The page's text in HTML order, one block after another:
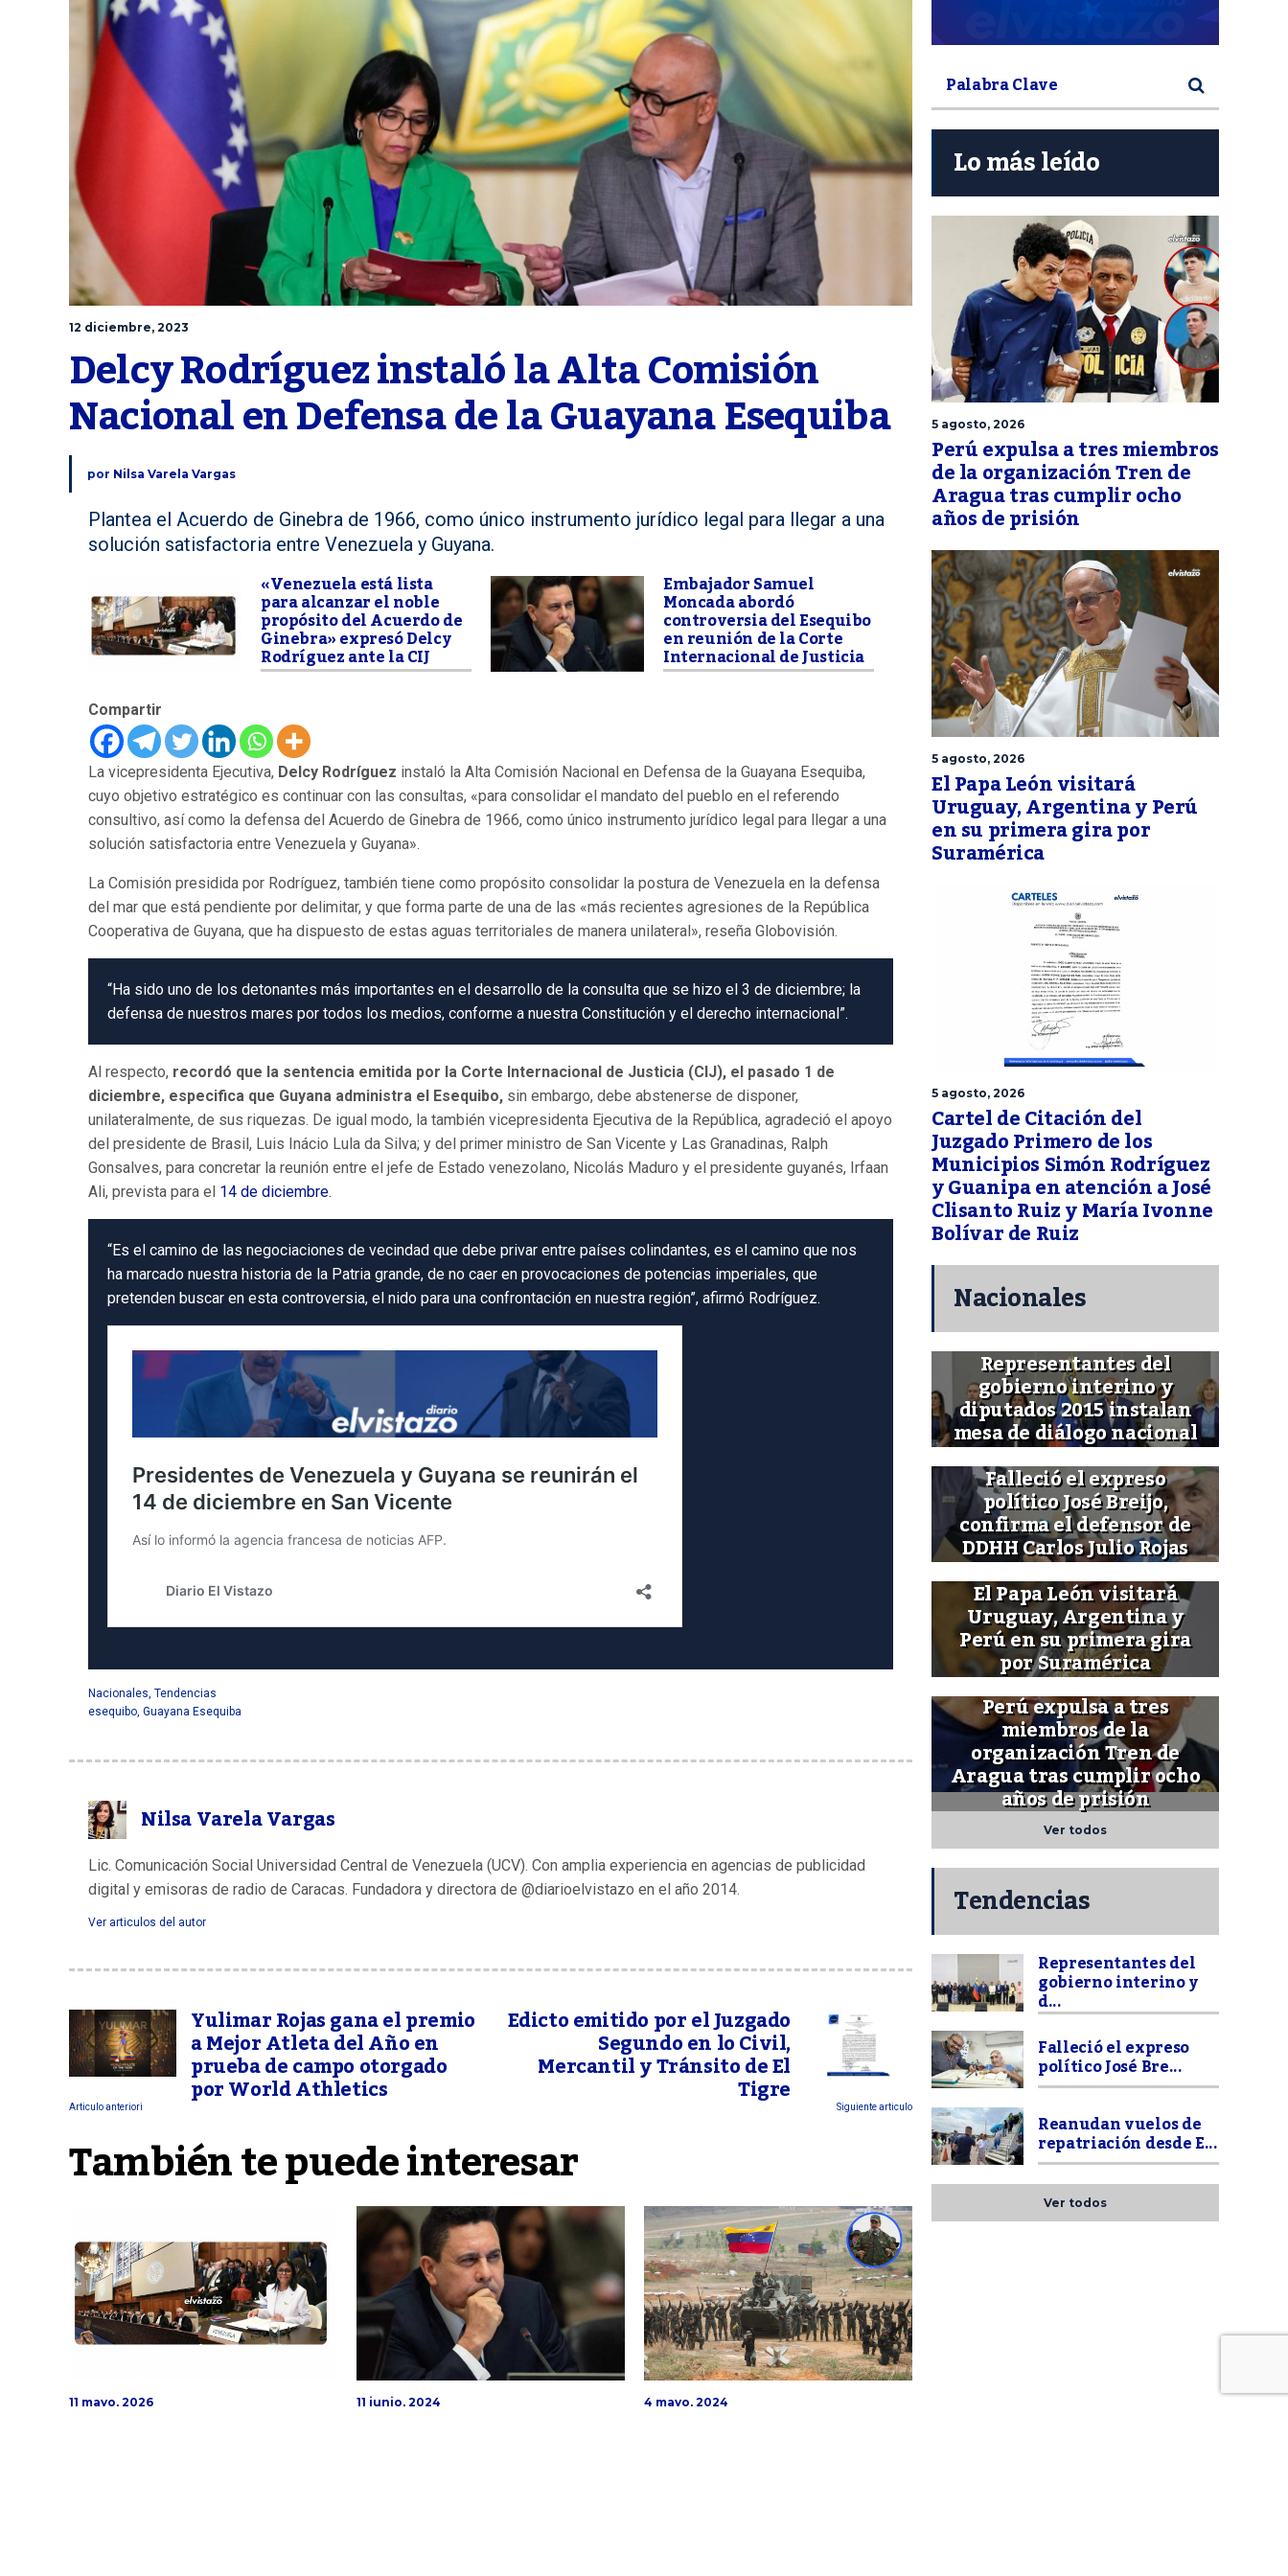
12 diciembre, 2023
Delcy Rodríguez instaló la Alta Comisión
Nacional en Defensa de la Guayana Esequiba
por Nilsa Varela Vargas
Plantea el Acuerdo de Ginebra de 1966, como único instrumento jurídico legal para llegar a una
solución satisfactoria entre Venezuela y Guyana.
«Venezuela está lista
para alcanzar el noble
propósito del Acuerdo de
Ginebra» expresó Delcy
Rodríguez ante la CIJ
Embajador Samuel
Moncada abordó
controversia del Esequibo
en reunión de la Corte
Internacional de Justicia
Compartir
La vicepresidenta Ejecutiva, Delcy Rodríguez instaló la Alta Comisión Nacional en Defensa de la Guayana Esequiba,
cuyo objetivo estratégico es continuar con las consultas, «para consolidar el mandato del pueblo en el referendo
consultivo, así como la defensa del Acuerdo de Ginebra de 1966, como único instrumento jurídico legal para llegar a una
solución satisfactoria entre Venezuela y Guyana».
La Comisión presidida por Rodríguez, también tiene como propósito consolidar la postura de Venezuela en la defensa
del mar que está pendiente por delimitar, y que forma parte de una de las «más recientes agresiones de la República
Cooperativa de Guyana, que ha dispuesto de estas aguas territoriales de manera unilateral», reseña Globovisión.
“Ha sido uno de los detonantes más importantes en el desarrollo de la consulta que se hizo el 3 de diciembre; la
defensa de nuestros mares por todos los medios, conforme a nuestra Constitución y el derecho internacional”.
Al respecto, recordó que la sentencia emitida por la Corte Internacional de Justicia (CIJ), el pasado 1 de
diciembre, especifica que Guyana administra el Esequibo, sin embargo, debe abstenerse de disponer,
unilateralmente, de sus riquezas. De igual modo, la también vicepresidenta Ejecutiva de la República, agradeció el apoyo
del presidente de Brasil, Luis Inácio Lula da Silva; y del primer ministro de San Vicente y Las Granadinas, Ralph
Gonsalves, para concretar la reunión entre el jefe de Estado venezolano, Nicolás Maduro y el presidente guyanés, Irfaan
Ali, prevista para el 14 de diciembre.
“Es el camino de las negociaciones de vecindad que debe privar entre países colindantes, es el camino que nos
ha marcado nuestra historia de la Patria grande, de no caer en provocaciones de potencias imperiales, que
pretenden buscar en esta controversia, el nido para una confrontación en nuestra región”, afirmó Rodríguez.
Nacionales, Tendencias
esequibo, Guayana Esequiba
Nilsa Varela Vargas
Lic. Comunicación Social Universidad Central de Venezuela (UCV). Con amplia experiencia en agencias de publicidad
digital y emisoras de radio de Caracas. Fundadora y directora de @diarioelvistazo en el año 2014.
Ver articulos del autor
Yulimar Rojas gana el premio
a Mejor Atleta del Año en
prueba de campo otorgado
por World Athletics
Articulo anteriori
Edicto emitido por el Juzgado
Segundo en lo Civil,
Mercantil y Tránsito de El
Tigre Siguiente articulo
También te puede interesar
11 mayo, 2026 11 junio, 2024 4 mayo, 2024
Lo más leído
5 agosto, 2026
Perú expulsa a tres miembros
de la organización Tren de
Aragua tras cumplir ocho
años de prisión
5 agosto, 2026
El Papa León visitará
Uruguay, Argentina y Perú
en su primera gira por
Suramérica
5 agosto, 2026
Cartel de Citación del
Juzgado Primero de los
Municipios Simón Rodríguez
y Guanipa en atención a José
Clisanto Ruiz y María Ivonne
Bolívar de Ruiz
Nacionales
Representantes del
gobierno interino y
diputados 2015 instalan
mesa de diálogo nacional
Falleció el expreso
político José Breijo,
confirma el defensor de
DDHH Carlos Julio Rojas
El Papa León visitará
Uruguay, Argentina y
Perú en su primera gira
por Suramérica
Perú expulsa a tres
miembros de la
organización Tren de
Aragua tras cumplir ocho
años de prisión
Ver todos
Tendencias
Representantes del
gobierno interino y
d...
Falleció el expreso
político José Bre...
Reanudan vuelos de
repatriación desde E...
Ver todos